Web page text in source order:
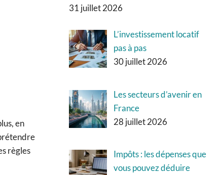
en
règles
31 juillet 2026
L’investissement locatif
pas à pas
30 juillet 2026
Les secteurs d’avenir en
France
28 juillet 2026
Impôts : les dépenses que
vous pouvez déduire